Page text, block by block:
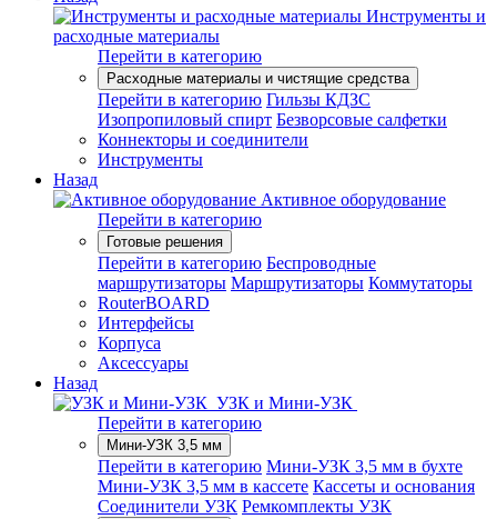
Инструменты и
расходные материалы
Перейти в категорию
Расходные материалы и чистящие средства
Перейти в категорию Гильзы КДЗС
Изопропиловый спирт Безворсовые салфетки
Коннекторы и соединители
Инструменты
Назад
Активное оборудование
Перейти в категорию
Готовые решения
Перейти в категорию Беспроводные
маршрутизаторы Маршрутизаторы Коммутаторы
RouterBOARD
Интерфейсы
Корпуса
Аксессуары
Назад
УЗК и Мини-УЗК
Перейти в категорию
Мини-УЗК 3,5 мм
Перейти в категорию Мини-УЗК 3,5 мм в бухте
Мини-УЗК 3,5 мм в кассете Кассеты и основания
Соединители УЗК Ремкомплекты УЗК